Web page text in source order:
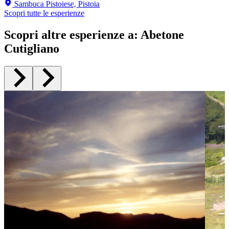
Sambuca Pistoiese, Pistoia
Scopri tutte le esperienze
Scopri altre esperienze a: Abetone
Cutigliano